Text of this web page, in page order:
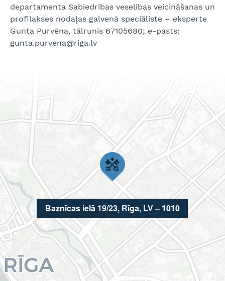
departamenta Sabiedrības veselības veicināšanas un
profilakses nodaļas galvenā speciāliste – eksperte
Gunta Purvēna, tālrunis 67105680; e-pasts:
gunta.purvena@riga.lv
Baznīcas ielā 19/23, Rīga, LV – 1010